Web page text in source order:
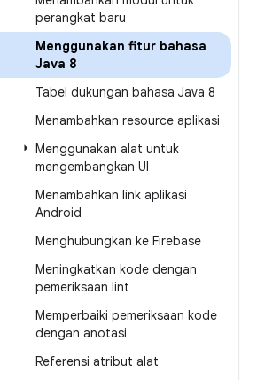
perangkat baru
Menggunakan fitur bahasa
Java 8
Tabel dukungan bahasa Java 8
Menambahkan resource aplikasi
Menggunakan alat untuk
mengembangkan UI
Menambahkan link aplikasi
Android
Menghubungkan ke Firebase
Meningkatkan kode dengan
pemeriksaan lint
Memperbaiki pemeriksaan kode
dengan anotasi
Referensi atribut alat